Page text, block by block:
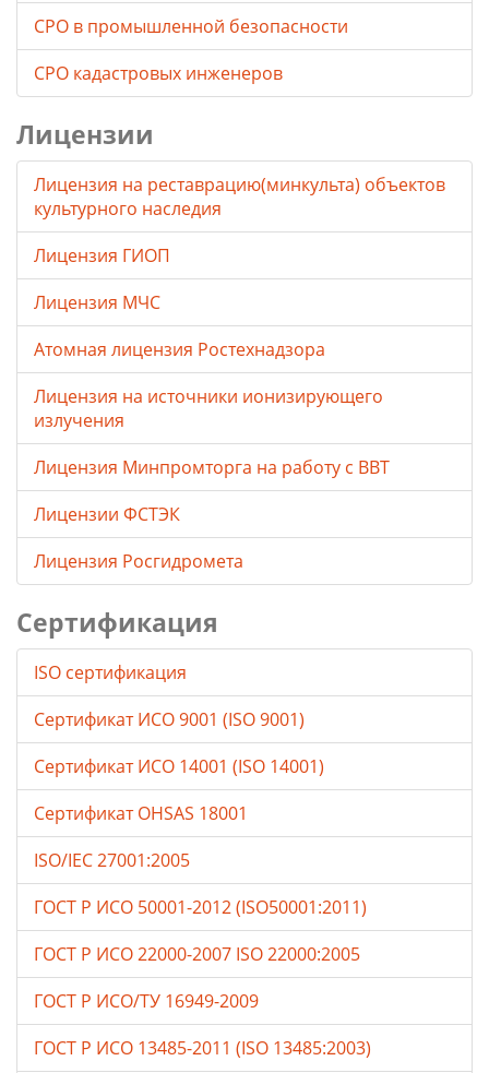
СРО в промышленной безопасности
СРО кадастровых инженеров
Лицензии
Лицензия на реставрацию(минкульта) объектов
культурного наследия
Лицензия ГИОП
Лицензия МЧС
Атомная лицензия Ростехнадзора
Лицензия на источники ионизирующего
излучения
Лицензия Минпромторга на работу с ВВТ
Лицензии ФСТЭК
Лицензия Росгидромета
Сертификация
ISO сертификация
Сертификат ИСО 9001 (ISO 9001)
Сертификат ИСО 14001 (ISO 14001)
Сертификат OHSAS 18001
ISO/IEC 27001:2005
ГОСТ Р ИСО 50001-2012 (ISO50001:2011)
ГОСТ Р ИСО 22000-2007 ISO 22000:2005
ГОСТ Р ИСО/ТУ 16949-2009
ГОСТ Р ИСО 13485-2011 (ISO 13485:2003)